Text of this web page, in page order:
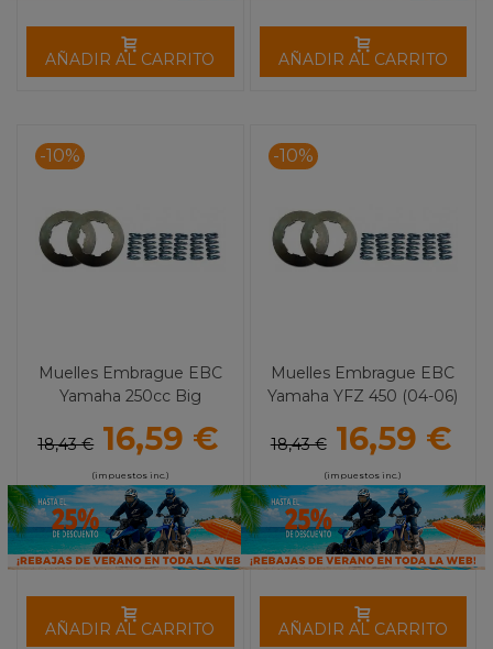
AÑADIR AL CARRITO AÑADIR AL CARRITO
-10%
Muelles Embrague EBC
Yamaha 250cc Big
18,43 € 16,59 €
(impuestos inc.)
AÑADIR AL CARRITO
-10%
Muelles Embrague EBC
Yamaha YFZ 450 (04-06)
18,43 € 16,59 €
(impuestos inc.)
AÑADIR AL CARRITO